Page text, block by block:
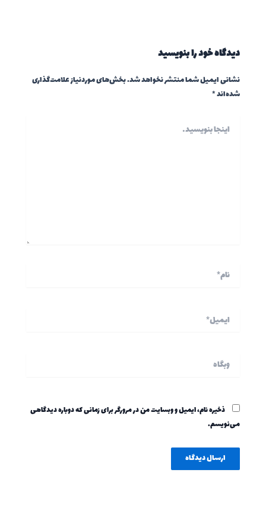
دیدگاه‌ خود را بنویسید
نشانی ایمیل شما منتشر نخواهد شد.بخش‌های موردنیاز علامت‌گذاری
شده‌اند*
بنویسید…
ذخیره نام، ایمیل و وبسایت من در مرورگر برای زمانی که دوباره دیدگاهی
می‌نویسم.